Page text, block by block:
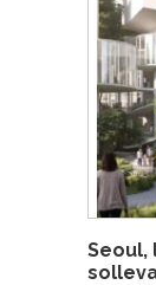
Seoul,